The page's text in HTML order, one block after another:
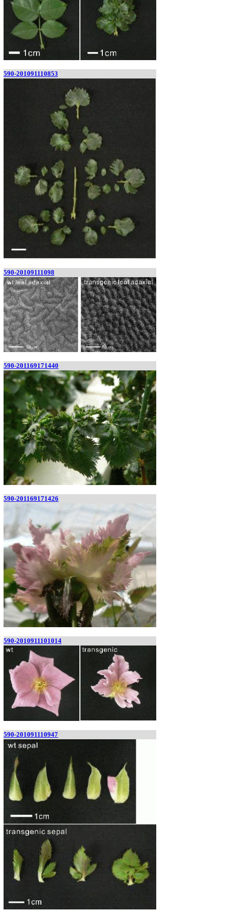
590-201091110853
590-20109111098
590-201169171440
590-201169171426
590-2010911101014
590-201091110947